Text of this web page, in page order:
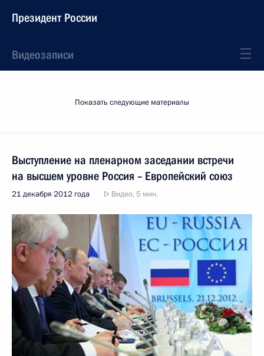
Президент России
Видеозаписи
Показать следующие материалы
Выступление на пленарном заседании встречи
на высшем уровне Россия – Европейский союз
21 декабря 2012 года Видео, 5 мин.